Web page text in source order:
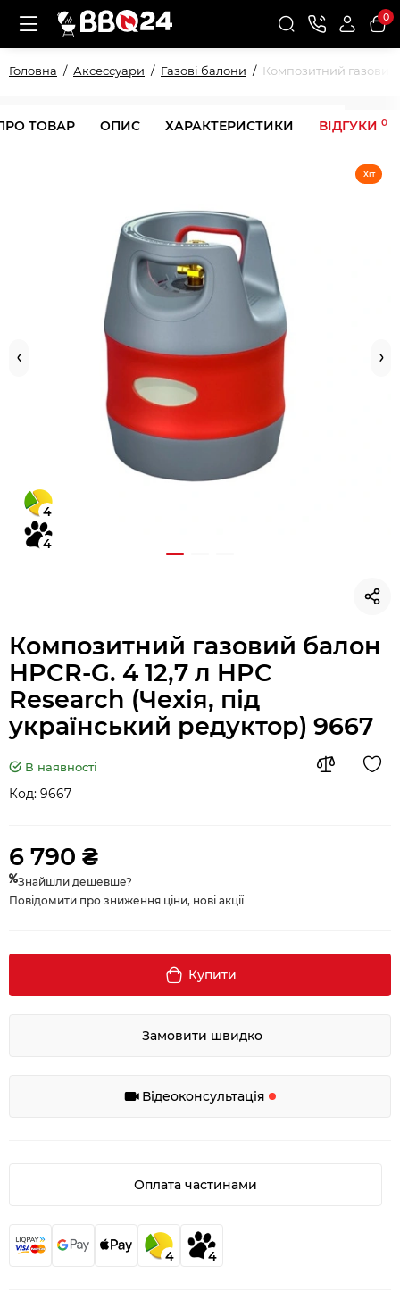
0
Головна Аксессуари Газові балони Композитний газовий
ТОВАР ОПИС ХАРАКТЕРИСТИКИ ВІДГУКИ 0
4
4
Хіт
Композитний газовий балон
HPCR-G. 4 12,7 л HPC
Research (Чехія, під
український редуктор) 9667
В наявності
Код: 9667
6 790 ₴
Знайшли дешевше?
Повідомити про зниження ціни, нові акції
Купити
Замовити швидко
Відеоконсультація
Оплата частинами
4 4